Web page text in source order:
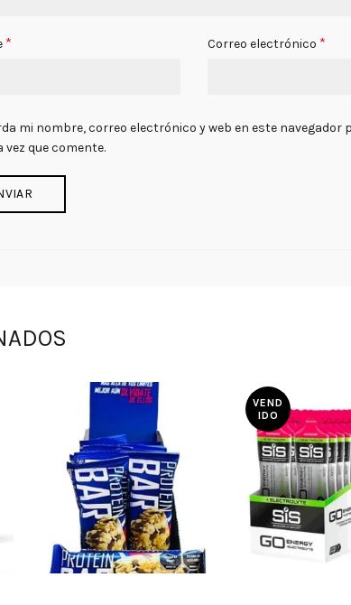
* Correo electrónico *
mi nombre, correo electrónico y web en este navegador
vez que comente.
$13.000
VEND
IDO
$